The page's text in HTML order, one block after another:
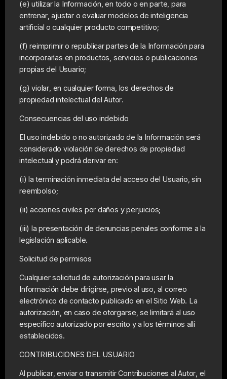
(e) utilizar la Información, en todo o en parte, para
entrenar, ajustar o evaluar modelos de inteligencia
artificial o cualquier producto competitivo;
(f) reimprimir o republicar partes de la Información para
incorporarlas en productos, servicios o publicaciones
propias del Usuario;
(g) violar, en cualquier forma, los derechos de
propiedad intelectual del Autor.
Consecuencias del uso indebido
El uso indebido o no autorizado de la Información será
considerado violación de derechos de propiedad
intelectual y podrá derivar en:
(i) la terminación inmediata del acceso del Usuario, sin
reembolso;
(ii) acciones civiles por daños y perjuicios;
(iii) la presentación de denuncias penales conforme a la
legislación aplicable.
Solicitud de permisos
Cualquier solicitud de autorización para usar la
Información debe dirigirse, previo al uso, al correo
electrónico de contacto publicado en el Sitio Web. La
autorización, en caso de otorgarse, se limitará al uso
específico autorizado por escrito y a los términos allí
establecidos.
CONTRIBUCIONES DEL USUARIO
Al publicar, enviar o transmitir Contribuciones al Autor, el